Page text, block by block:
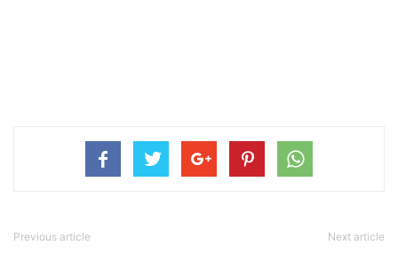
Previous article Next article